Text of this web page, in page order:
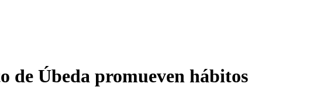
de Úbeda promueven hábitos